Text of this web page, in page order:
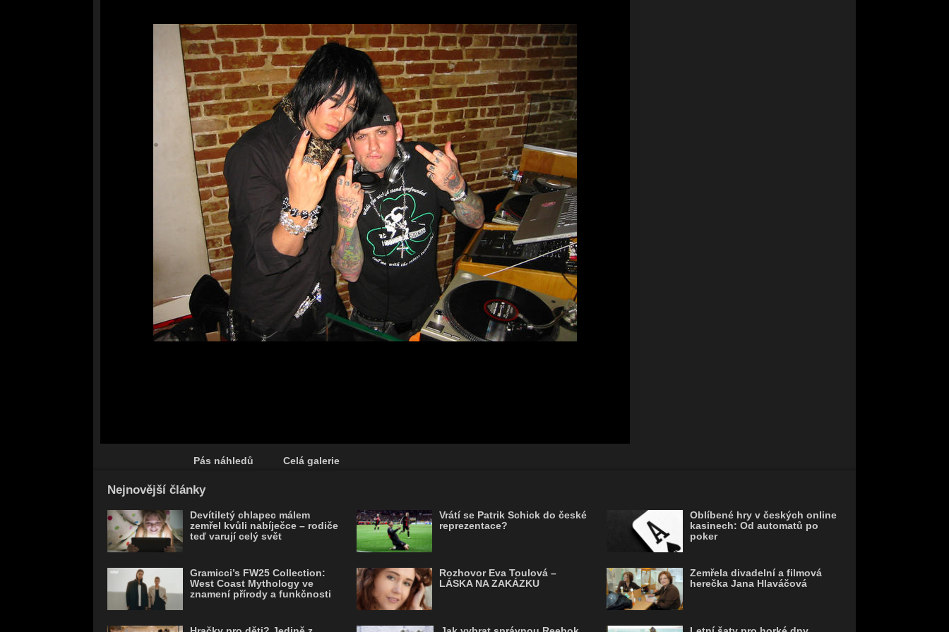
Pás náhledů Celá galerie
Nejnovější články
Devítiletý chlapec málem
zemřel kvůli nabíječce – rodiče
teď varují celý svět
Gramicci’s FW25 Collection:
West Coast Mythology ve
znamení přírody a funkčnosti
Vrátí se Patrik Schick do české
reprezentace?
Rozhovor Eva Toulová –
LÁSKA NA ZAKÁZKU
Oblíbené hry v českých online
kasinech: Od automatů po
poker
Zemřela divadelní a filmová
herečka Jana Hlaváčová